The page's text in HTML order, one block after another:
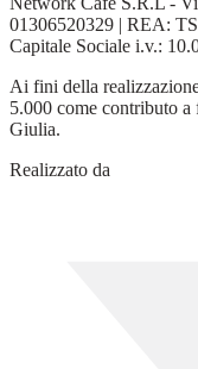
01306520329 | REA:
Capitale Sociale i.v.:
Ai fini della
5.000 come contributo
Giulia.
Realizzato da